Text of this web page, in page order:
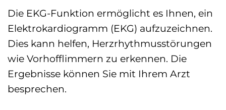
Die EKG-Funktion ermöglicht es Ihnen, ein
Elektrokardiogramm (EKG) aufzuzeichnen.
Dies kann helfen, Herzrhythmusstörungen
wie Vorhofflimmern zu erkennen. Die
Ergebnisse können Sie mit Ihrem Arzt
besprechen.